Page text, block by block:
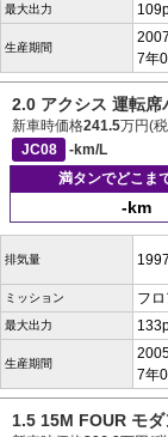
最大出力
生産期間
7年
2.0 アクシス 運転席
新車時価格241.5万円(
JC08
-km/L
満タンでどこま
-km
排気量
ミッション フ
最大出力
生産期間
7年
1.5 15M FOUR モ